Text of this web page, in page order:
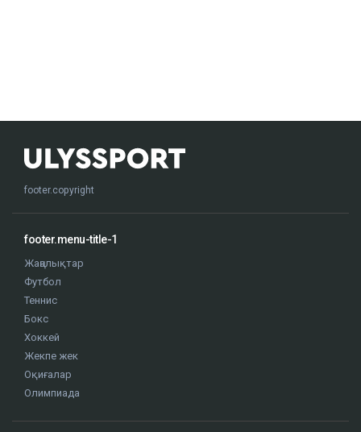
footer.copyright
footer.menu-title-1
Жаңалықтар
Футбол
Теннис
Бокс
Хоккей
Жекпе жек
Оқиғалар
Олимпиада